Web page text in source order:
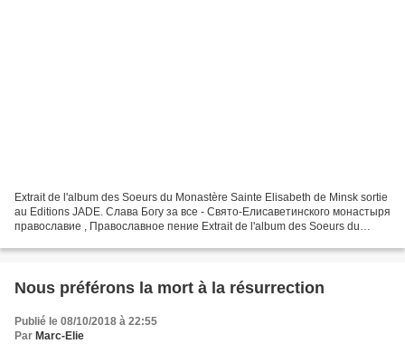
Extrait de l'album des Soeurs du Monastère Sainte Elisabeth de Minsk sortie
au Editions JADE. Слава Богу за все - Свято-Елисаветинского монастыря
православие , Православное пение Extrait de l'album des Soeurs du
Nous préférons la mort à la résurrection
Publié le 08/10/2018 à 22:55
Par Marc-Elie